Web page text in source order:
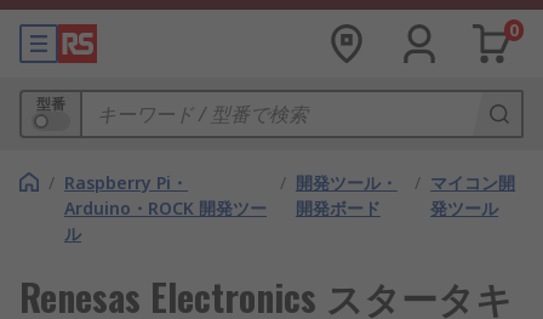
0
型番
/ Raspberry Pi・
Arduino・ROCK 開発ツー
ル
/ 開発ツール・
開発ボード
/ マイコン開
発ツール
Renesas Electronics スタータキ